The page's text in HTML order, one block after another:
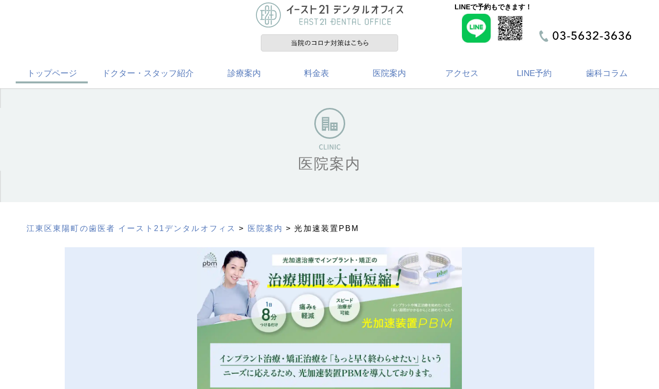
LINEで予約もできます！
トップページ ドクター・スタッフ紹介 診療案内 料金表 医院案内 アクセス LINE予約 歯科コラム
医院案内
江東区東陽町の歯医者 イースト21デンタルオフィス > 医院案内 > 光加速装置PBM